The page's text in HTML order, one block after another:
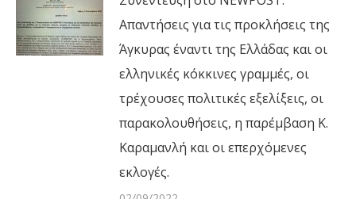
Απαντήσεις για τις προκλήσεις της
Άγκυρας έναντι της Ελλάδας και οι
ελληνικές κόκκινες γραμμές, οι
τρέχουσες πολιτικές εξελίξεις, οι
παρακολουθήσεις, η παρέμβαση Κ.
Καραμανλή και οι επερχόμενες
εκλογές.